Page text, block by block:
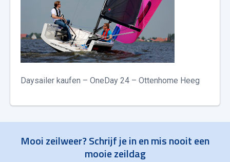
Daysailer kaufen – OneDay 24 – Ottenhome Heeg
Mooi zeilweer? Schrijf je in en mis nooit een
mooie zeildag